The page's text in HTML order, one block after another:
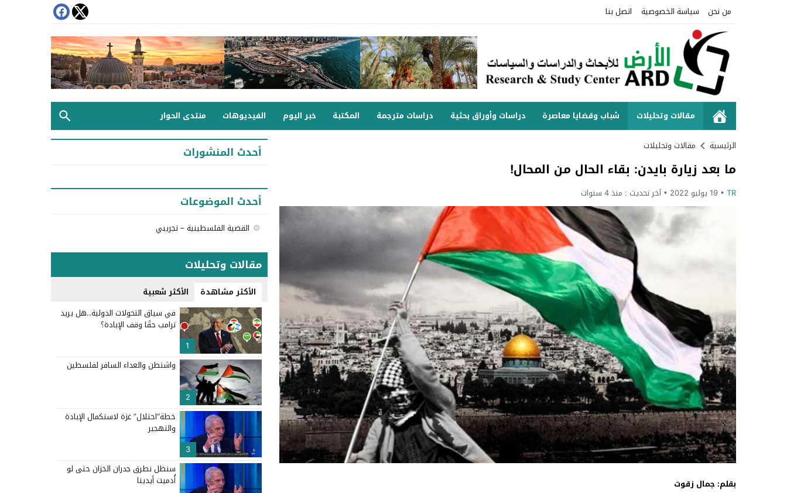
من نحن سياسة الخصوصية اتصل بنا
مقالات وتحليلات شباب وقضايا معاصرة دراسات وأوراق بحثية دراسات مترجمة المكتبة خبر اليوم الفيديوهات منتدى الحوار
الرئيسية مقالات وتحليلات
ما بعد زيارة بايدن: بقاء الحال من المحال!
TR 19 يوليو 2022 آخر تحديث : منذ 4 سنوات
بقلم: جمال زقوت
أحدث المنشورات
أحدث الموضوعات
القضية الفلسطينية – تجريبي
مقالات وتحليلات
الأكثر مشاهدة الأكثر شعبية
1
في سياق التحولات الدولية..هل يريد
ترامب حقًا وقف الإبادة؟
2
واشنطن والعداء السافر لفلسطين
3
خطة“احتلال” غزة لاستكمال الإبادة
والتهجير
سنظل نطرق جدران الخزان حتى لو
أُدميت أيدينا